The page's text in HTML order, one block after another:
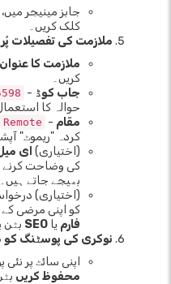
جابز مینیجر میں،
کلک کریں۔
ملازمت کی تفصیلات
ملازمت کا عنوان
کریں۔
جاب کوڈ -
حوالہ کا
مقام -
Remote
کردہ "ریموٹ"
(اختیاری) ای
کی وضاحت کرنے
بھیجے جاتے ہیں۔
(اختیاری)
کو اپنی مرضی کے
فارم یا SEO بٹن
نوکری کی پوسٹنگ کو
اپنی سائٹ پر
محفوظ کریں